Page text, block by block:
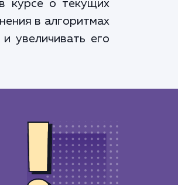
курсе о текущих
в алгоритмах
увеличивать его